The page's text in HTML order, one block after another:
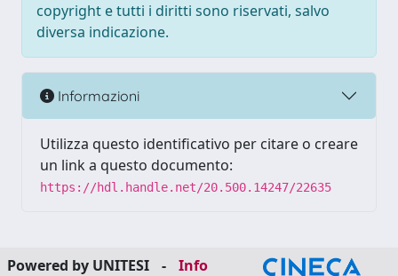
copyright e tutti i diritti sono riservati, salvo
diversa indicazione.
Informazioni
Utilizza questo identificativo per citare o creare
un link a questo documento:
https://hdl.handle.net/20.500.14247/22635
Powered by UNITESI - Info